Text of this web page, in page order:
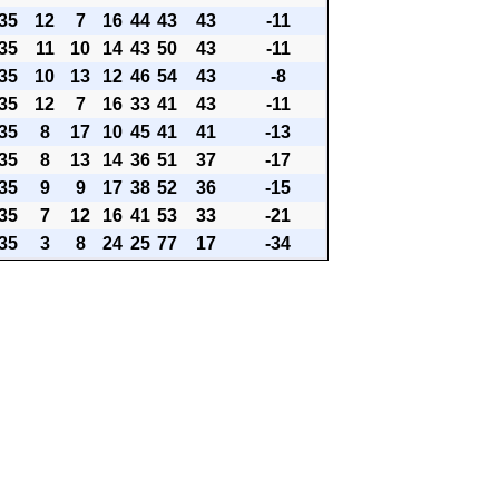
12 7 16 44 43 43
-11
11 10 14 43 50 43
-11
10 13 12 46 54 43
-8
12 7 16 33 41 43
-11
8 17 10 45 41 41
-13
8 13 14 36 51 37
-17
9 9 17 38 52 36
-15
7 12 16 41 53 33
-21
3 8 24 25 77 17 -34